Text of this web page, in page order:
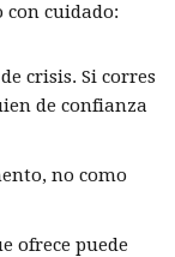
cuidado:
crisis. Si corres
de confianza
no como
ofrece puede